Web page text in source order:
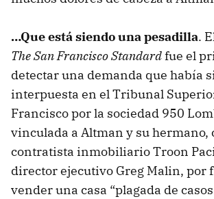
…Que está siendo una pesadilla.
The San Francisco Standardfue el
detectar una demanda que había
interpuesta en el Tribunal
Francisco por la sociedad 950
vinculada a Altman y su hermano,
contratista inmobiliario Troon
director ejecutivo Greg Malin, por
vender una casa “plagada de